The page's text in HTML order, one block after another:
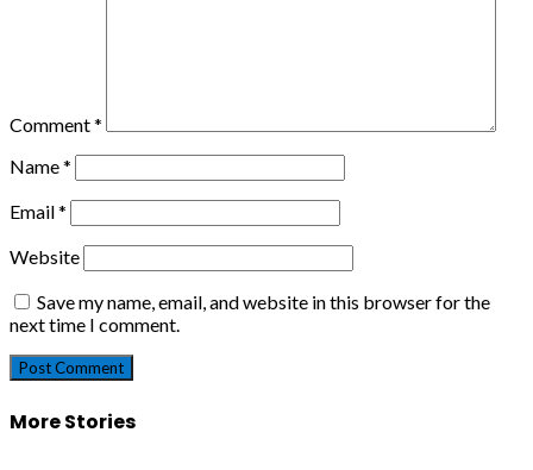
Comment*
Name*
Email*
Website
Save my name, email, and website in this browser for the
next time I comment.
More Stories